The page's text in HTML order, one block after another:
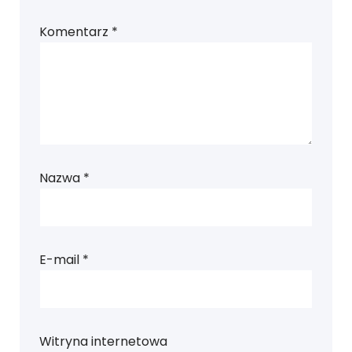
Komentarz *
Nazwa *
E-mail *
Witryna internetowa